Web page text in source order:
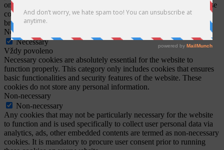
only with your consent. You also have the option to opt-out of these
cookies. But opting out of some of these cookies may affect your
browsing experience.
Necessary
Necessary
Vždy povoleno
Necessary cookies are absolutely essential for the website to
function properly. This category only includes cookies that ensures
basic functionalities and security features of the website. These
cookies do not store any personal information.
Non-necessary
Non-necessary
Any cookies that may not be particularly necessary for the website
to function and is used specifically to collect user personal data via
analytics, ads, other embedded contents are termed as non-necessary
cookies. It is mandatory to procure user consent prior to running